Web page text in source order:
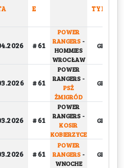
E TYP
# 61
POWER
RANGERS -
HOMMIES
WROCŁAW
# 61
POWER
RANGERS -
PSŻ
ŻMIGRÓD
# 61
POWER
RANGERS -
KOSIR
KOBIERZYCE
# 61
POWER
RANGERS -
WNOCHE